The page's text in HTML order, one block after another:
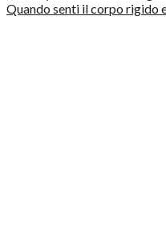
Quando senti il corpo rigido